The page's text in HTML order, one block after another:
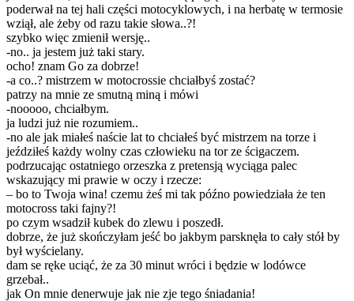
poderwał na tej hali części motocyklowych, i na herbatę w termosie
wziął, ale żeby od razu takie słowa..?!
szybko więc zmienił wersję..
-no.. ja jestem już taki stary.
ocho! znam Go za dobrze!
-a co..? mistrzem w motocrossie chciałbyś zostać?
patrzy na mnie ze smutną miną i mówi
-nooooo, chciałbym.
ja ludzi już nie rozumiem..
-no ale jak miałeś naście lat to chciałeś być mistrzem na torze i
jeździłeś każdy wolny czas człowieku na tor ze ścigaczem.
podrzucając ostatniego orzeszka z pretensją wyciąga palec
wskazujący mi prawie w oczy i rzecze:
– bo to Twoja wina! czemu żeś mi tak późno powiedziała że ten
motocross taki fajny?!
po czym wsadził kubek do zlewu i poszedł.
dobrze, że już skończyłam jeść bo jakbym parsknęła to cały stół by
był wyścielany.
dam se ręke uciąć, że za 30 minut wróci i będzie w lodówce
grzebał..
jak On mnie denerwuje jak nie zje tego śniadania!